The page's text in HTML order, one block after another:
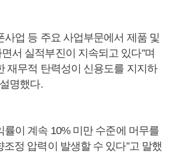
사업 등 주요 사업부문에서 제품 및
서 실적부진이 지속되고 있다”며
재무적 탄력성이 신용도를 지지하
명했다.
률이 계속 10% 미만 수준에 머무를
정 압력이 발생할 수 있다”고 말했